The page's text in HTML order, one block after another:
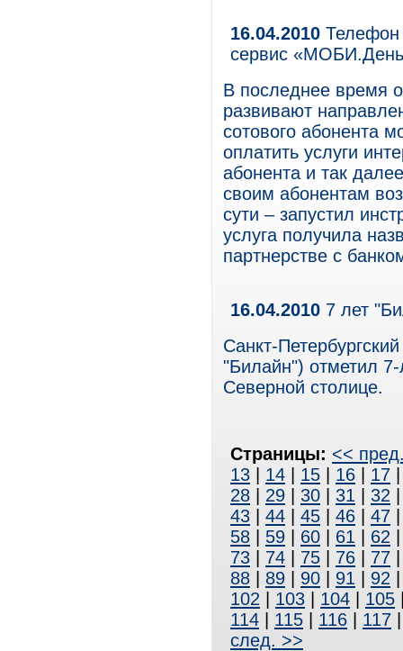
16.04.2010 Телефон
сервис
В последнее время
развивают
сотового абонента
оплатить услуги
абонента и так
своим абонентам
сути – запустил
услуга получила
партнерстве с
16.04.2010 7 лет
Санкт-
"Билайн") отметил
Северной столице.
Страницы: <<
13
14 15 16 17
28
29 30 31 32
43
44 45 46 47
58
59 60 61 62
73
74 75 76 77
88
89 90 91 92
102
103 104 105
114
115 116 117
след. >>